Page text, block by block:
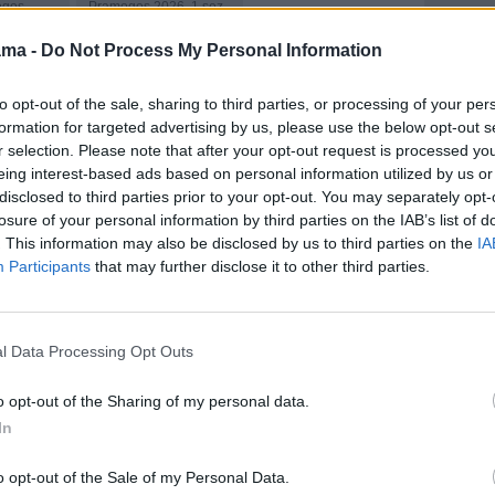
- Do Not Process My Personal Information
opt-out of the sale, sharing to third parties, or processing of your
for targeted advertising by us, please use the below opt-out
selection. Please note that after your opt-out request is processed
interest-based ads based on personal information utilized by us
to third parties prior to your opt-out. You may separately
of your personal information by third parties on the IAB’s list of
This information may also be disclosed by us to third parties on the
Participants that may further disclose it to other third parties.
Data Processing Opt Outs
opt-out of the Sharing of my personal data.
opt-out of the Sale of my Personal Data.
burtai.
1 sez
1 sez
Secret
metai"
Pramogos 2026. 1 sez
11:00"Svajonių sodai" .
2026. 1 sez 10 s
12:00"Liūtų įstatymai"
("Pride Rules")
13:00"Laukinis
Tailandas" ("Thailand's
Wild Side")
14:00 "Ramusis
vandenynas" ("Pacific")
15 s N-7
Vasara" . Lietuva
17:30"Vytaro ferma" .